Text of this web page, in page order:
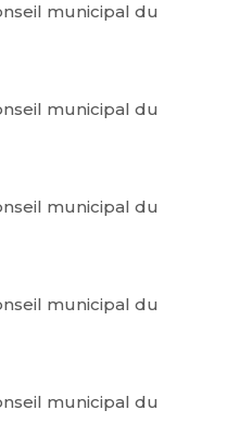
municipal du
municipal du
municipal du
municipal du
municipal du